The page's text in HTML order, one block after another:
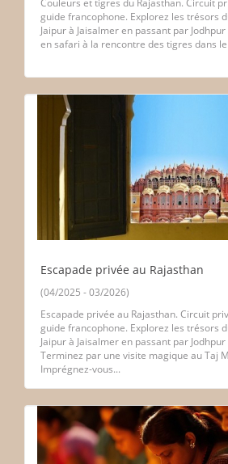
Couleurs et tigres du Rajasthan. Circuit
guide francophone. Explorez les trésors
Jaipur à Jaisalmer en passant par
en safari à la rencontre des tigres dans
Escapade privée au Rajasthan
(04/2025 - 03/2026)
Escapade privée au Rajasthan. Circuit
guide francophone. Explorez les trésors
Jaipur à Jaisalmer en passant par
Terminez par une visite magique au Taj
Imprégnez-vous...